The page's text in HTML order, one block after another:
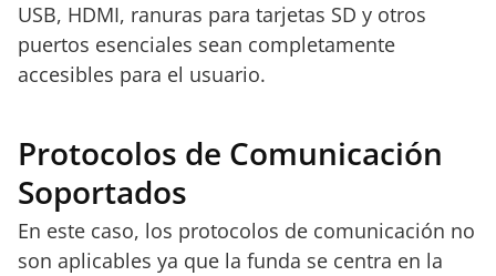
USB, HDMI, ranuras para tarjetas SD y otros
puertos esenciales sean completamente
accesibles para el usuario.
Protocolos de Comunicación
Soportados
En este caso, los protocolos de comunicación no
son aplicables ya que la funda se centra en la